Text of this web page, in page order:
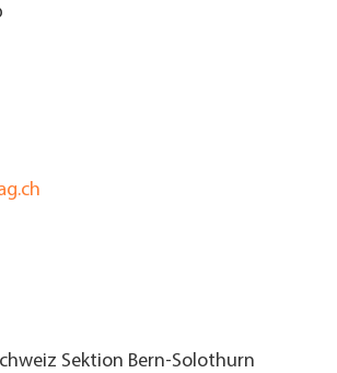
Sektion Bern-Solothurn